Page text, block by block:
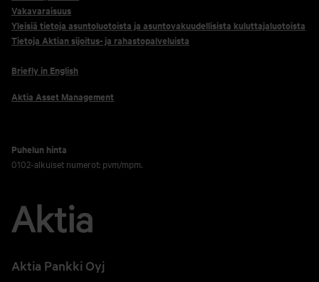
Vakavaraisuus
Yleisiä tietoja asuntoluotoista ja asuntovakuudellisista kuluttajaluotoista
Tietoja Aktian sijoitus- ja rahastopalveluista
Briefly in English
Aktia Asset Management
Puhelun hinta
0102-alkuiset numerot: pvm/mpm.
Aktia Pankki Oyj